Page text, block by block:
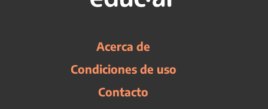
Acerca de
Condiciones de uso
Contacto